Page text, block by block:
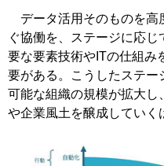
データ活用そのものを高
ぐ協働を、ステージに応
要な要素技術やITの仕組み
要がある。こうしたステ
可能な組織の規模が拡大
や企業風土を醸成していく